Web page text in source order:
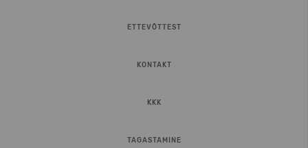
ETTEVÕTTEST
KONTAKT
KKK
TAGASTAMINE